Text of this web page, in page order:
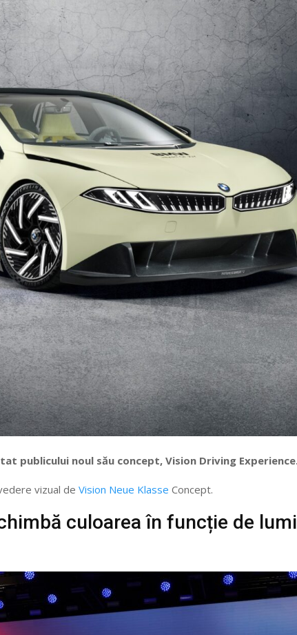
publicului noul său concept, Vision Driving
vizual de Vision Neue Klasse Concept.
culoarea în funcție de